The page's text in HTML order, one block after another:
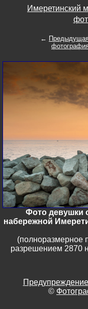
Имеретинский
←
Фото девушки
набережной
(полноразмерное
разрешением 2870
©